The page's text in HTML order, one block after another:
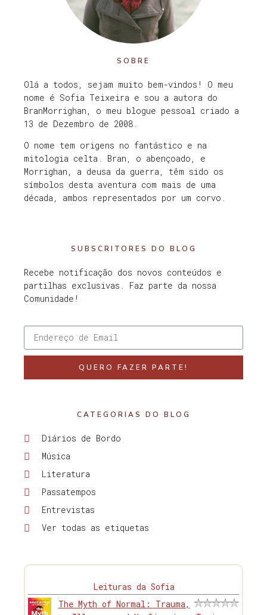
SOBRE
Olá a todos, sejam muito bem-vindos! O meu
nome é Sofia Teixeira e sou a autora do
BranMorrighan, o meu blogue pessoal criado a
13 de Dezembro de 2008.
O nome tem origens no fantástico e na
mitologia celta. Bran, o abençoado, e
Morrighan, a deusa da guerra, têm sido os
símbolos desta aventura com mais de uma
década, ambos representados por um corvo.
SUBSCRITORES DO BLOG
Recebe notificação dos novos conteúdos e
partilhas exclusivas. Faz parte da nossa
Comunidade!
QUERO FAZER PARTE!
CATEGORIAS DO BLOG
Diários de Bordo
Música
Literatura
Passatempos
Entrevistas
Ver todas as etiquetas
Leituras da Sofia
The Myth of Normal: Trauma,